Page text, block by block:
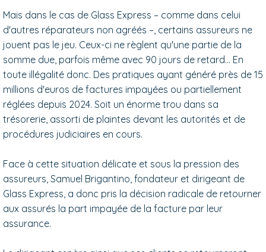
Mais dans le cas de Glass Express – comme dans celui
d'autres réparateurs non agréés –, certains assureurs ne
jouent pas le jeu. Ceux-ci ne règlent qu'une partie de la
somme due, parfois même avec 90 jours de retard… En
toute illégalité donc. Des pratiques ayant généré près de 15
millions d'euros de factures impayées ou partiellement
réglées depuis 2024. Soit un énorme trou dans sa
trésorerie, assorti de plaintes devant les autorités et de
procédures judiciaires en cours.
Face à cette situation délicate et sous la pression des
assureurs, Samuel Brigantino, fondateur et dirigeant de
Glass Express, a donc pris la décision radicale de retourner
aux assurés la part impayée de la facture par leur
assurance.